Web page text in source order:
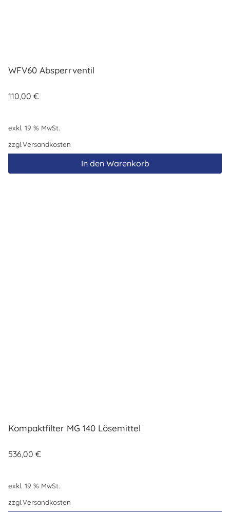
WFV60 Absperrventil
110,00 €
exkl. 19 % MwSt.
zzgl.Versandkosten
In den Warenkorb
Kompaktfilter MG 140 Lösemittel
536,00 €
exkl. 19 % MwSt.
zzgl.Versandkosten